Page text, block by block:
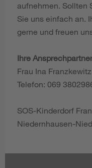
aufnehmen. Sollten
Sie uns einfach an.
gerne und freuen
Ihre
Frau Ina
Telefon: 069
SOS-Kinderdorf
Niedernhausen-